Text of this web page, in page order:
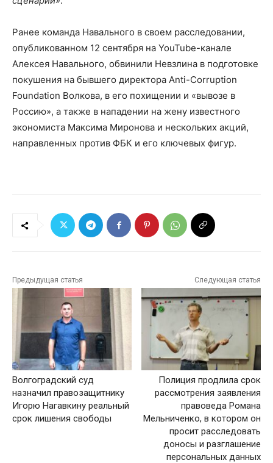
Ранее команда Навального в своем расследовании,
опубликованном 12 сентября на YouTube-канале
Алексея Навального, обвинили Невзлина в подготовке
покушения на бывшего директора Anti-Corruption
Foundation Волкова, в его похищении и «вывозе в
Россию», а также в нападении на жену известного
экономиста Максима Миронова и нескольких акций,
направленных против ФБК и его ключевых фигур.
Предыдущая статья
Волгоградский суд
назначил правозащитнику
Игорю Нагавкину реальный
срок лишения свободы
Следующая статья
Полиция продлила срок
рассмотрения заявления
правоведа Романа
Мельниченко, в котором он
просит расследовать
доносы и разглашение
персональных данных